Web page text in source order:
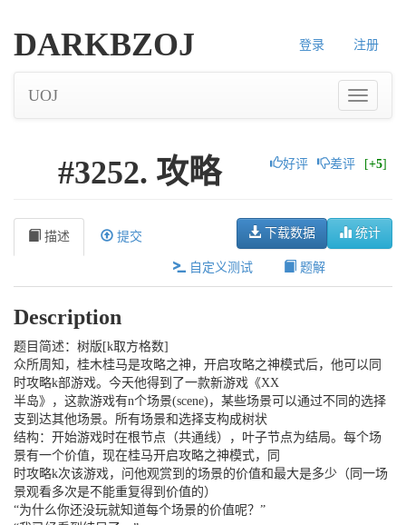
登录 注册
DARKBZOJ
UOJ
好评 差评 [+5]
#3252. 攻略
统计
下载数据
描述 提交
自定义测试 题解
Description
题目简述：树版[k取方格数]
众所周知，桂木桂马是攻略之神，开启攻略之神模式后，他可以同
时攻略k部游戏。今天他得到了一款新游戏《XX
半岛》，这款游戏有n个场景(scene)，某些场景可以通过不同的选择
支到达其他场景。所有场景和选择支构成树状
结构：开始游戏时在根节点（共通线），叶子节点为结局。每个场
景有一个价值，现在桂马开启攻略之神模式，同
时攻略k次该游戏，问他观赏到的场景的价值和最大是多少（同一场
景观看多次是不能重复得到价值的）
“为什么你还没玩就知道每个场景的价值呢？”